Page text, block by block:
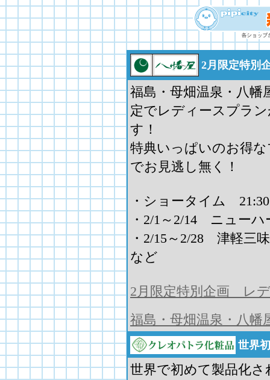
2月限定特別
福島・母畑温泉・八幡
定でレディースプラ
す！
特典いっぱいのお得
でお見逃し無く！
・ショータイム
・2/1～2/14 ニューハ
・2/15～2/28 津軽三
など
2月限定特別企画 レ
福島・母畑温泉・八幡
世界
世界で初めて製品化